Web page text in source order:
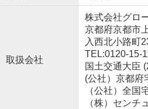
取扱会社
株式会社グロ
京都府京都市
入西北小路町
TEL:0120-15-
国土交通大臣
(公社）京都府
（公社）全国
（株）センチ